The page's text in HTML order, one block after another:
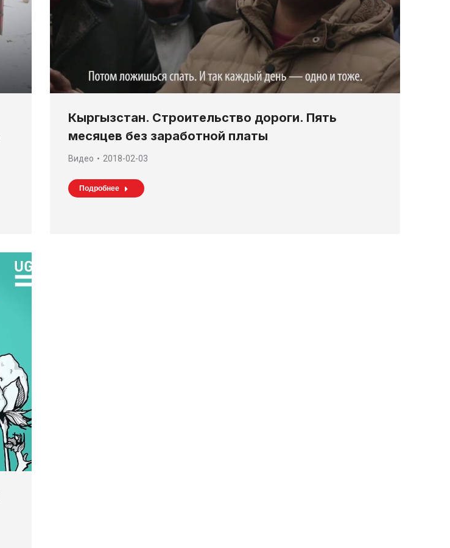
Кыргызстан. Строительство дороги. Пять
месяцев без заработной платы
Видео 2018-02-03
Подробнее